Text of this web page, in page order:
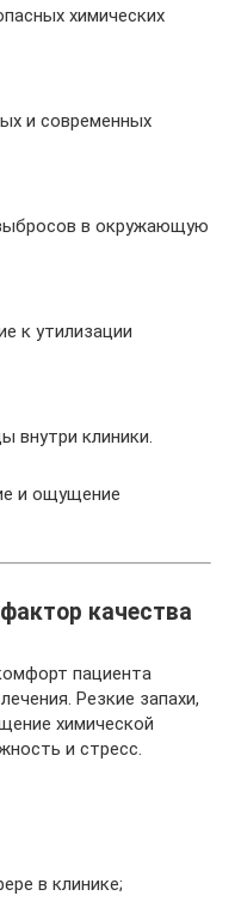
химических
и современных
в окружающую
к утилизации
внутри клиники.
и ощущение
качества
пациента
Резкие запахи,
химической
и стресс.
в клинике;